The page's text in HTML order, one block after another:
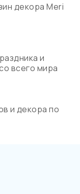
декора Meri
и
всего мира
и декора по